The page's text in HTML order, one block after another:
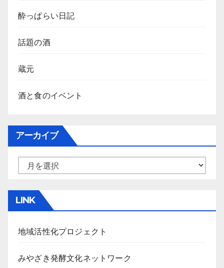
酔っぱらい日記
話題の酒
蔵元
酒と食のイベント
アーカイブ
LINK
地域活性化プロジェクト
みやざき発酵文化ネットワーク